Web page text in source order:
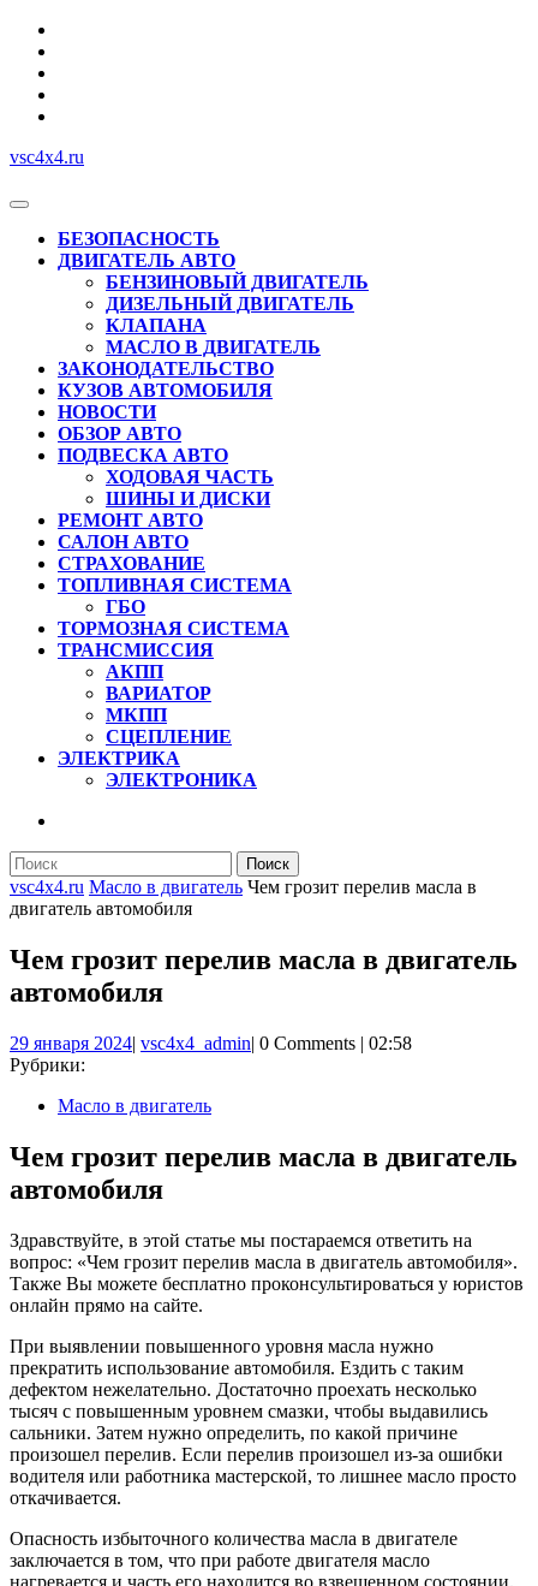
Перейти
содержимому
vsc4x4.ru
Кнопка
ОткрытьБЕЗОПАСНОСТЬ
ДВИГАТЕЛЬ АВТО
БЕНЗИНОВЫЙ ДВИГАТЕЛЬ
ДИЗЕЛЬНЫЙ ДВИГАТЕЛЬ
КЛАПАНА
МАСЛО В ДВИГАТЕЛЬ
ЗАКОНОДАТЕЛЬСТВО
КУЗОВ АВТОМОБИЛЯ
НОВОСТИ
ОБЗОР АВТО
ПОДВЕСКА АВТО
ХОДОВАЯ ЧАСТЬ
ШИНЫ И ДИСКИ
РЕМОНТ АВТО
САЛОН АВТО
СТРАХОВАНИЕ
ТОПЛИВНАЯ СИСТЕМА
ГБО
ТОРМОЗНАЯ СИСТЕМА
ТРАНСМИССИЯ
АКПП
ВАРИАТОР
МКПП
СЦЕПЛЕНИЕ
ЭЛЕКТРИКА
ЭЛЕКТРОНИКА
КНОПКА
Найти:
vsc4x4.ru Масло в двигатель Чем грозит перелив масла в
двигатель автомобиля
Чем грозит перелив масла в двигатель
автомобиля
29 января 202429
| vsc4x4_adminvsc4x4_admin
| 0 Comments | 02:58
Рубрики:
Масло в двигатель
Чем грозит перелив масла в двигатель
автомобиля
Здравствуйте, в этой статье мы постараемся ответить на
вопрос: «Чем грозит перелив масла в двигатель автомобиля».
Также Вы можете бесплатно проконсультироваться у юристов
онлайн прямо на сайте.
При выявлении повышенного уровня масла нужно
прекратить использование автомобиля. Ездить с таким
дефектом нежелательно. Достаточно проехать несколько
тысяч с повышенным уровнем смазки, чтобы выдавились
сальники. Затем нужно определить, по какой причине
произошел перелив. Если перелив произошел из-за ошибки
водителя или работника мастерской, то лишнее масло просто
откачивается.
Опасность избыточного количества масла в двигателе
заключается в том, что при работе двигателя масло
нагревается и часть его находится во взвешенном состоянии.